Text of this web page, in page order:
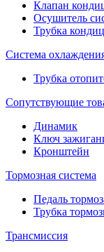
Клапан
Осушитель
Трубка
Система
Трубка
Сопутствующие
Динамик
Ключ
Кронштейн
Тормозная система
Педаль
Трубка
Трансмиссия